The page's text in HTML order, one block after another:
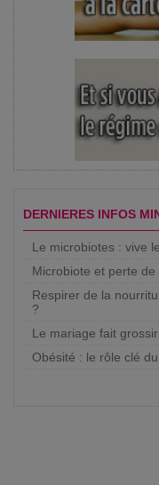
DERNIERES INFOS
Le microbiotes : vive
Microbiote et perte de
Respirer de la
?
Le mariage fait
Obésité : le rôle clé